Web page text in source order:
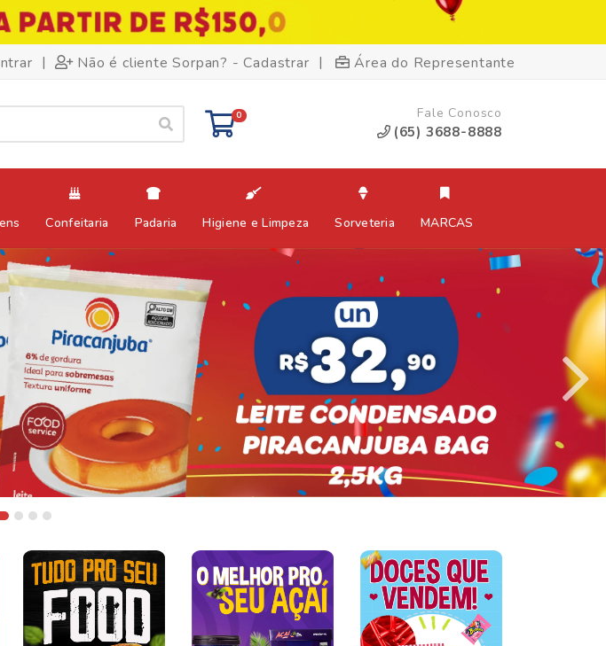
| Não é cliente Sorpan? - Cadastrar | Área do Representante
0 Fale Conosco
(65) 3688-8888
Confeitaria Padaria Higiene e Limpeza Sorveteria MARCAS